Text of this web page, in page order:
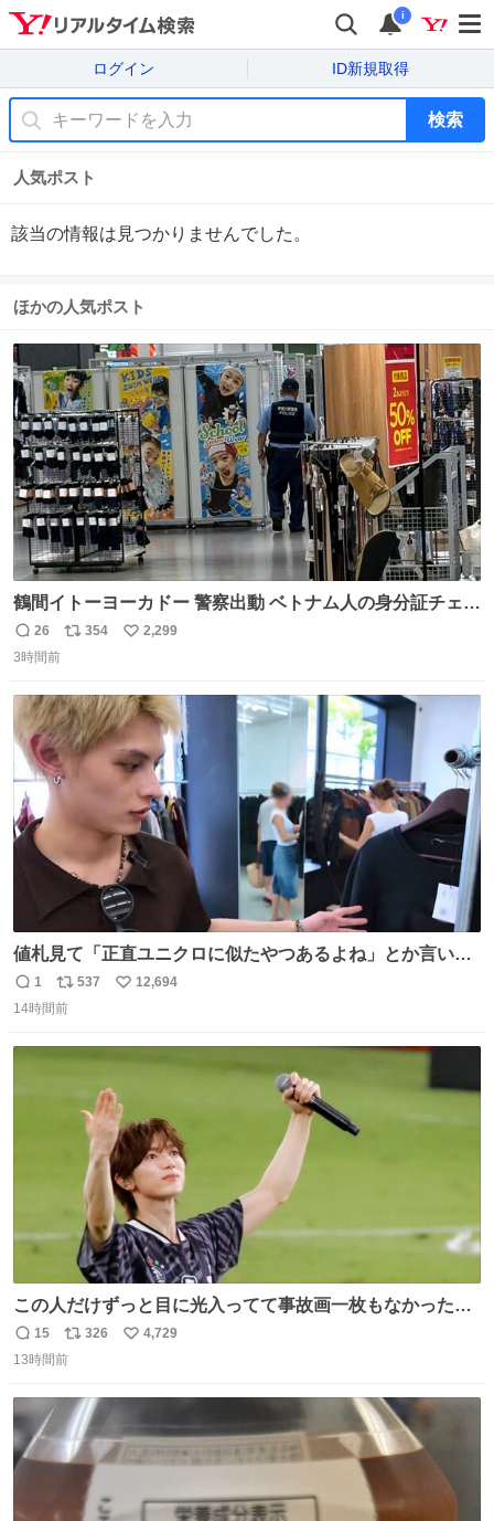
i
ログイン ID新規取得
検索
人気ポスト
該当の情報は見つかりませんでした。
ほかの人気ポスト
鶴間イトーヨーカドー 警察出動 ベトナム人の身分証チェッ
クを開店前に実施、店内まで見張りにきてます。不法滞在
者は覚悟してお越しください。
返
信
26
リ
ト
数
354
い
数
2,299
3時間前
値札見て「正直ユニクロに似たやつあるよね」とか言い出
すの好きすぎるWWWWWWWWWWWWW こちら側と同じ
感覚助かる🙂‍↕️🙂‍↕️🙂‍↕️
返
信
1
リ
ポ
ト
537
い
数
12,694
14時間前
この人だけずっと目に光入ってて事故画一枚もなかったす
ごい #TravisJapan #Jリーグ
返
信
15
リ
ポ
ト
数
326
い
4,729
13時間前